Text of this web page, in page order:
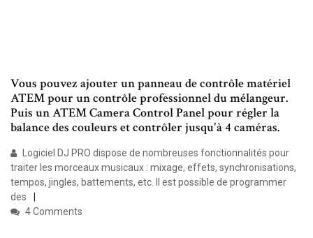
Vous pouvez ajouter un panneau de contrôle matériel
ATEM pour un contrôle professionnel du mélangeur.
Puis un ATEM Camera Control Panel pour régler la
balance des couleurs et contrôler jusqu'à 4 caméras.
Logiciel DJ PRO dispose de nombreuses fonctionnalités pour
traiter les morceaux musicaux : mixage, effets, synchronisations,
tempos, jingles, battements, etc. Il est possible de programmer
des
4 Comments